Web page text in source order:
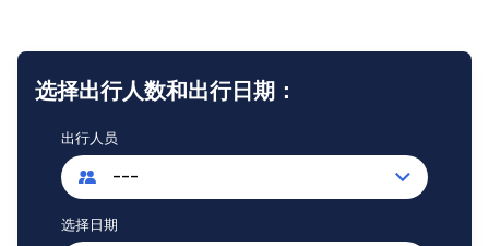
选择出行人数和出行日期：
出行人员
---
选择日期